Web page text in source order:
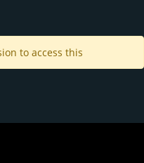
to access this